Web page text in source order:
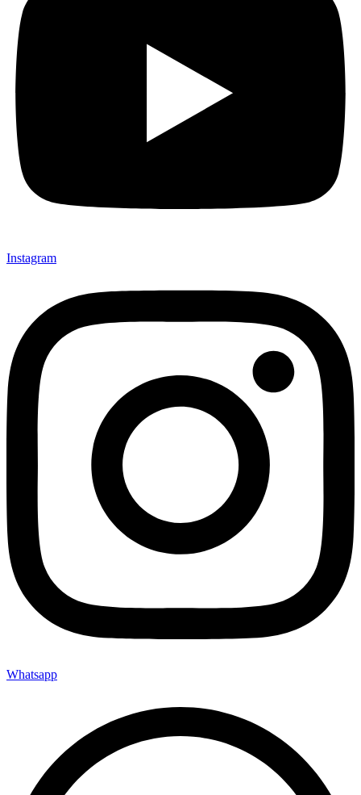
Instagram
Whatsapp